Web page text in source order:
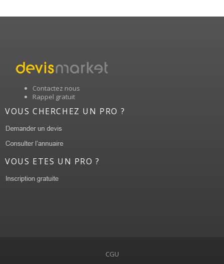
Contactez nous
Rappel gratuit
VOUS CHERCHEZ UN PRO ?
VOUS ETES UN PRO ?
CGU